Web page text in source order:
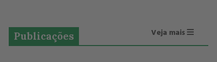
Publicações Veja mais